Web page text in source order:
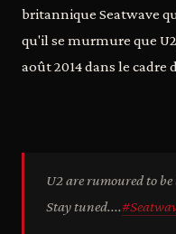
britannique Seatwave
qu'il se murmure que
août 2014 dans le
U2 are rumoured to
Stay tuned....